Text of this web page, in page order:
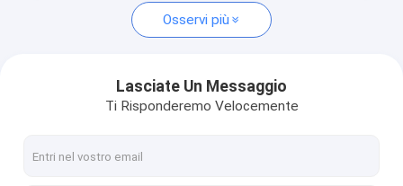
pavimentazione 4mm di spc
PAVIMENTAZIONE DI SPC
Osservi più
Lasciate Un Messaggio
Ti Risponderemo Velocemente